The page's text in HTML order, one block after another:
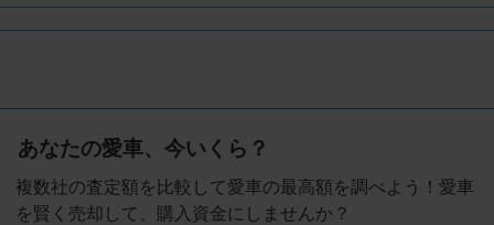
あなたの愛車、今いくら？
複数社の査定額を比較して愛車の最高額を調べよう！愛車
を賢く売却して、購入資金にしませんか？